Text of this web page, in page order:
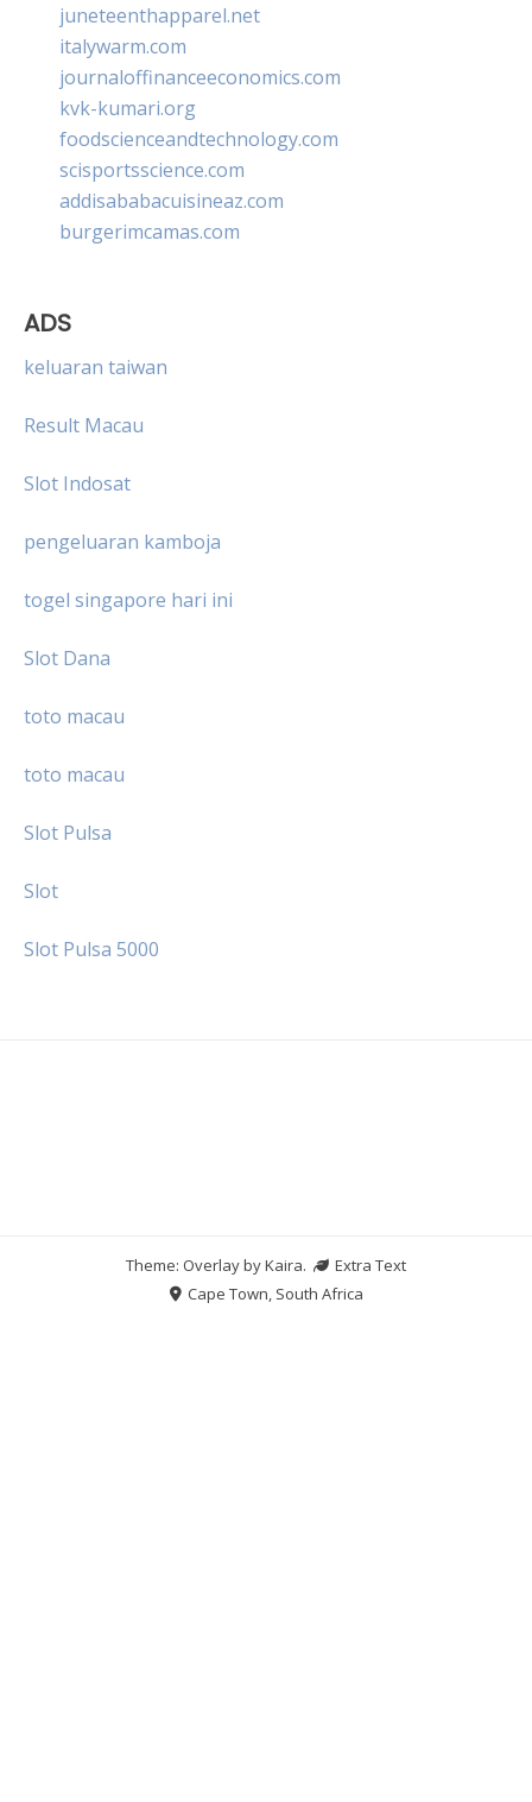
juneteenthapparel.net
italywarm.com
journaloffinanceeconomics.com
kvk-kumari.org
foodscienceandtechnology.com
scisportsscience.com
addisababacuisineaz.com
burgerimcamas.com
ADS
keluaran taiwan
Result Macau
Slot Indosat
pengeluaran kamboja
togel singapore hari ini
Slot Dana
toto macau
toto macau
Slot Pulsa
Slot
Slot Pulsa 5000
Theme: Overlay byKaira.
Extra Text
Cape Town, South Africa